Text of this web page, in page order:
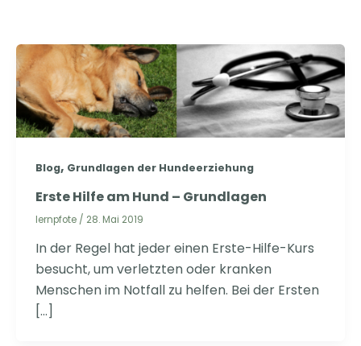
Blog, Grundlagen der Hundeerziehung
Erste Hilfe am Hund – Grundlagen
lernpfote / 28. Mai 2019
In der Regel hat jeder einen Erste-Hilfe-Kurs
besucht, um verletzten oder kranken
Menschen im Notfall zu helfen. Bei der Ersten
[…]